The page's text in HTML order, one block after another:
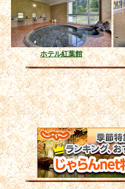
ホテル紅葉館